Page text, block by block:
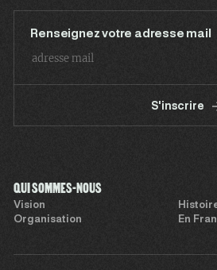
Renseignez votre adresse mail
S'inscrire
QUI SOMMES-NOUS
Vision
Organisation
En